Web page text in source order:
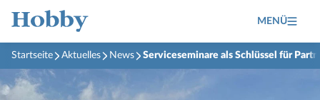
MENÜ
Startseite Aktuelles News Serviceseminare als Schlüssel für